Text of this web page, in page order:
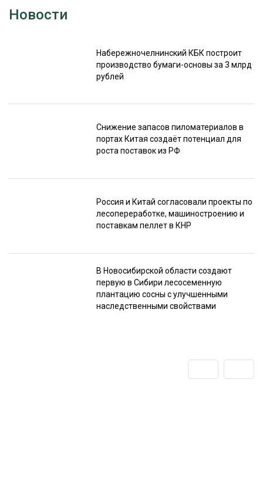
Новости
Набережночелнинский КБК построит
производство бумаги-основы за 3 млрд
рублей
Снижение запасов пиломатериалов в
портах Китая создаёт потенциал для
роста поставок из РФ
Россия и Китай согласовали проекты по
лесопереработке, машиностроению и
поставкам пеллет в КНР
В Новосибирской области создают
первую в Сибири лесосеменную
плантацию сосны с улучшенными
наследственными свойствами